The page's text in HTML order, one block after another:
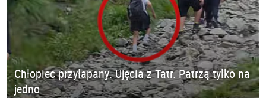
Chłopiec przyłapany. Ujęcia z Tatr. Patrzą tylko na
jedno